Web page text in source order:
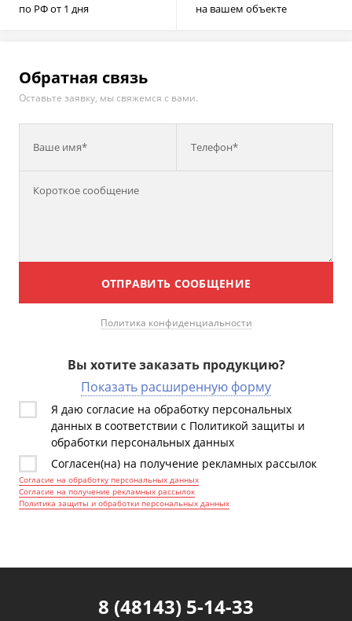
по РФ от 1 дня
на вашем объекте
Обратная связь
Оставьте заявку, мы свяжемся с вами.
Ваше имя* Телефон*
ОТПРАВИТЬ СООБЩЕНИЕ
Вы хотите заказать продукцию?
Показать расширенную форму
Политика конфиденциальности
Я даю согласие на обработку персональных
данных в соответствии с Политикой защиты и
обработки персональных данных
Согласен(на) на получение рекламных рассылок
Согласие на обработку персональных данных
Согласие на получение рекламных рассылок
Политика защиты и обработки персональных данных
8 (48143) 5-14-33